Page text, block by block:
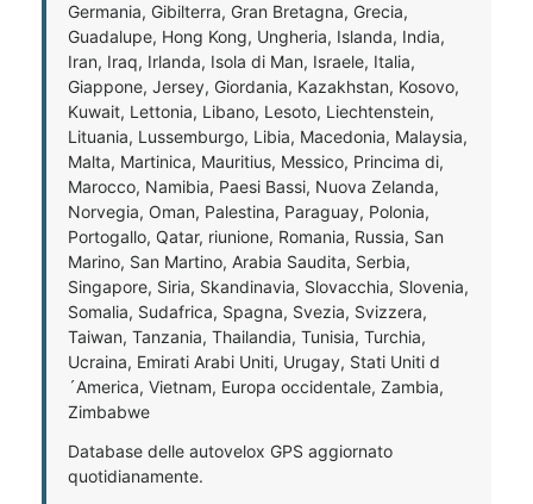
Germania, Gibilterra, Gran Bretagna, Grecia,
Guadalupe, Hong Kong, Ungheria, Islanda, India,
Iran, Iraq, Irlanda, Isola di Man, Israele, Italia,
Giappone, Jersey, Giordania, Kazakhstan, Kosovo,
Kuwait, Lettonia, Libano, Lesoto, Liechtenstein,
Lituania, Lussemburgo, Libia, Macedonia, Malaysia,
Malta, Martinica, Mauritius, Messico, Princima di,
Marocco, Namibia, Paesi Bassi, Nuova Zelanda,
Norvegia, Oman, Palestina, Paraguay, Polonia,
Portogallo, Qatar, riunione, Romania, Russia, San
Marino, San Martino, Arabia Saudita, Serbia,
Singapore, Siria, Skandinavia, Slovacchia, Slovenia,
Somalia, Sudafrica, Spagna, Svezia, Svizzera,
Taiwan, Tanzania, Thailandia, Tunisia, Turchia,
Ucraina, Emirati Arabi Uniti, Urugay, Stati Uniti d
´America, Vietnam, Europa occidentale, Zambia,
Zimbabwe
Database delle autovelox GPS aggiornato
quotidianamente.